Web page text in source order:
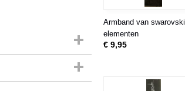
Armband van swarovski
elementen
€ 9,95